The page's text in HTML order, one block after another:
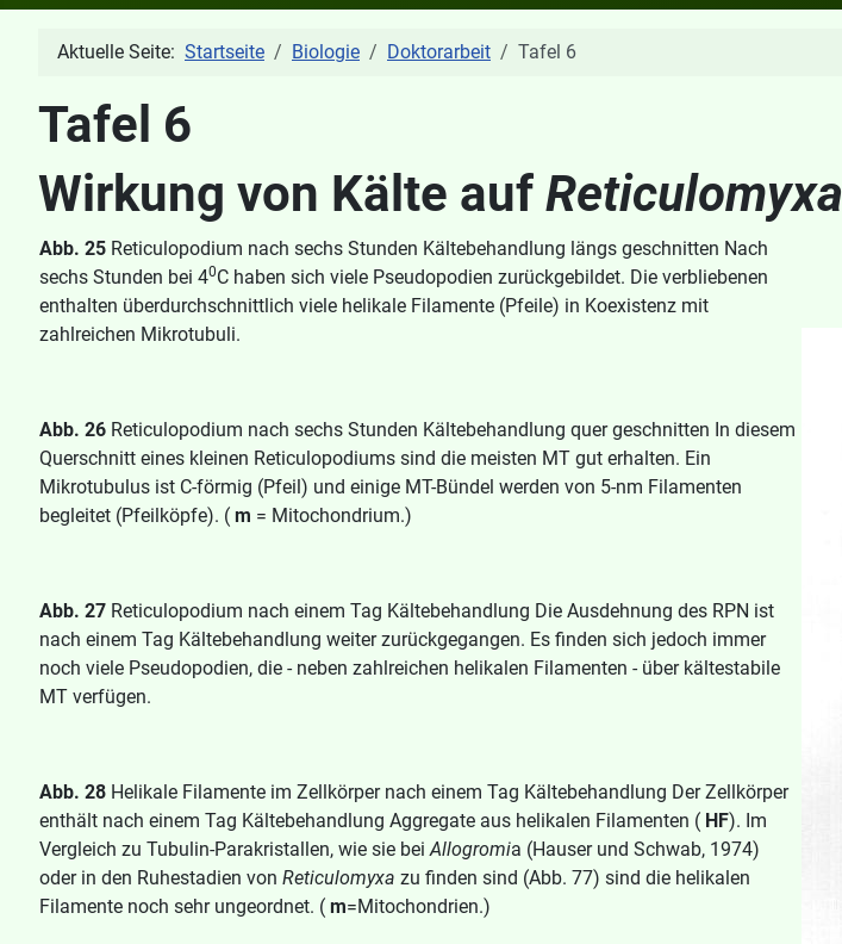
Aktuelle Seite: Startseite Biologie Doktorarbeit Tafel 6
Tafel 6
Wirkung von Kälte auf Reticulomyxa
Abb. 25 Reticulopodium nach sechs Stunden Kältebehandlung längs geschnitten Nach
sechs Stunden bei 40C haben sich viele Pseudopodien zurückgebildet. Die verbliebenen
enthalten überdurchschnittlich viele helikale Filamente (Pfeile) in Koexistenz mit
zahlreichen Mikrotubuli.
Abb. 26 Reticulopodium nach sechs Stunden Kältebehandlung quer geschnitten In diesem
Querschnitt eines kleinen Reticulopodiums sind die meisten MT gut erhalten. Ein
Mikrotubulus ist C-förmig (Pfeil) und einige MT-Bündel werden von 5-nm Filamenten
begleitet (Pfeilköpfe). ( m = Mitochondrium.)
Abb. 27 Reticulopodium nach einem Tag Kältebehandlung Die Ausdehnung des RPN ist
nach einem Tag Kältebehandlung weiter zurückgegangen. Es finden sich jedoch immer
noch viele Pseudopodien, die - neben zahlreichen helikalen Filamenten - über kältestabile
MT verfügen.
Abb. 28 Helikale Filamente im Zellkörper nach einem Tag Kältebehandlung Der Zellkörper
enthält nach einem Tag Kältebehandlung Aggregate aus helikalen Filamenten ( HF). Im
Vergleich zu Tubulin-Parakristallen, wie sie beiAllogromia (Hauser und Schwab, 1974)
oder in den Ruhestadien von Reticulomyxa zu finden sind (Abb. 77) sind die helikalen
Filamente noch sehr ungeordnet. ( m=Mitochondrien.)